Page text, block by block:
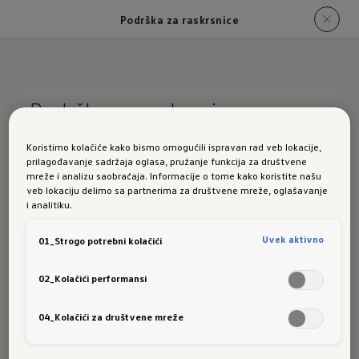
Podrška za raskrsnice
Podrška za raskrsnice
Prati šta se
događa iza
ugla.
Koristimo kolačiće kako bismo omogućili ispravan rad veb lokacije,
prilagođavanje sadržaja oglasa, pružanje funkcija za društvene
mreže i analizu saobraćaja. Informacije o tome kako koristite našu
veb lokaciju delimo sa partnerima za društvene mreže, oglašavanje
i analitiku.
01_Strogo potrebni kolačići Uvek aktivno
02_Kolačići performansi
04_Kolačići za društvene mreže